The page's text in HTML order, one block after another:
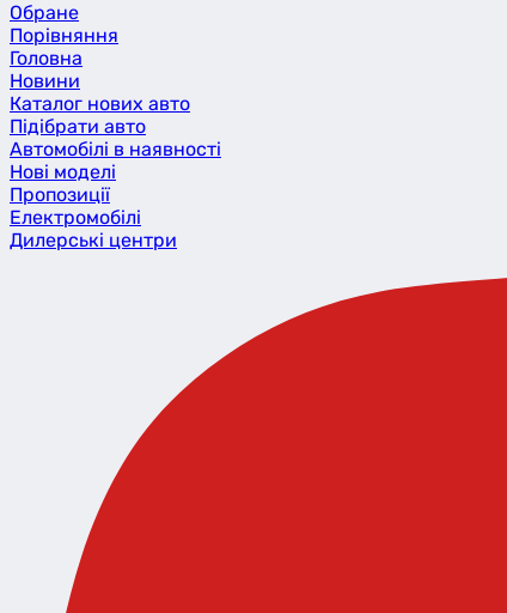
Обране
Порівняння
Головна
Новини
Каталог нових авто
Підібрати авто
Автомобілі в наявності
Нові моделі
Пропозиції
Eлектромобілі
Дилерські центри